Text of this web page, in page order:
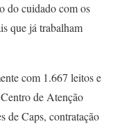
do cuidado com os
que já trabalham
com 1.667 leitos e
de Atenção
de Caps, contratação